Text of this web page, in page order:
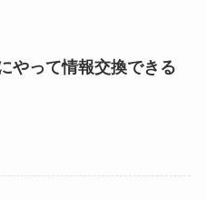
やって情報交換できる